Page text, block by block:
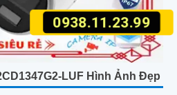
0938.11.23.99
LUF Hình Ảnh Đẹp